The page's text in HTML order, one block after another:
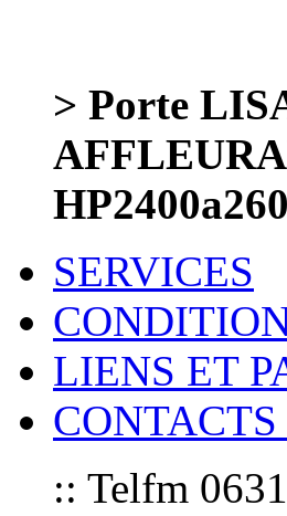
> Porte
SERVICES
LIENS ET
:: Telfm